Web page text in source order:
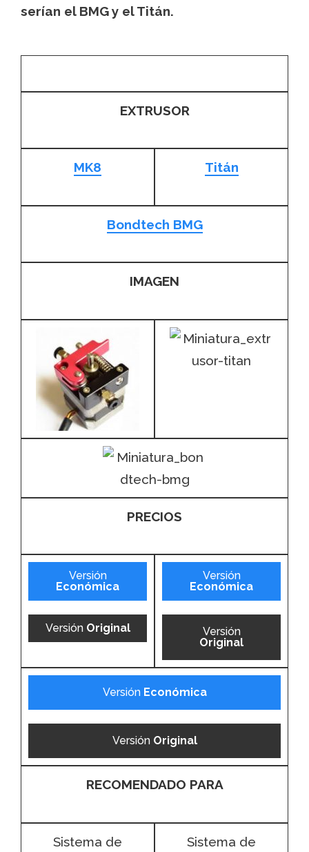
serían el BMG y el Titán.
EXTRUSOR
MK8 Titán
Bondtech BMG
IMAGEN
PRECIOS
Versión
Económica
Versión Original
Versión
Económica
Versión
Original
Versión Económica
Versión Original
RECOMENDADO PARA
Sistema de
Sistema de